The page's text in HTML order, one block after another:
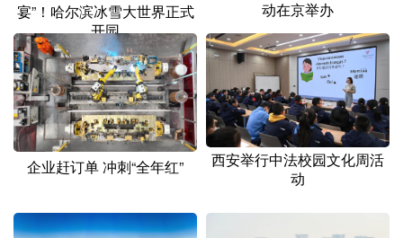
多语种频道
English Español Français عربى
Русский язык 日本語 한국어
Deutsch Português
宴”！哈尔滨冰雪大世界正式
开园
动在京举办
企业赶订单 冲刺“全年红”
西安举行中法校园文化周活
动